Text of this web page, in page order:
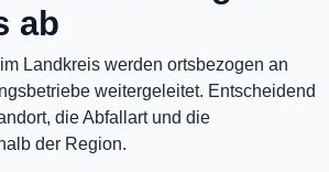
ab
Landkreis werden ortsbezogen an
weitergeleitet. Entscheidend
die Abfallart und die
der Region.